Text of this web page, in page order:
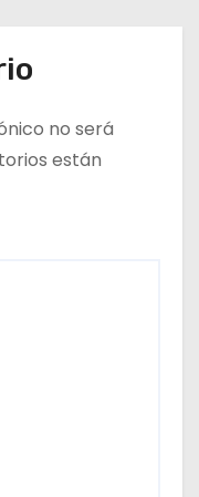
no será
están